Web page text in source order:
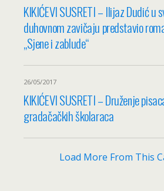
KIKIĆEVI SUSRETI – Ilijaz Dudić u
duhovnom zavičaju predstavio
„Sjene i zablude“
26/05/2017
KIKIĆEVI SUSRETI – Druženje
gradačačkih školaraca
Load More From This